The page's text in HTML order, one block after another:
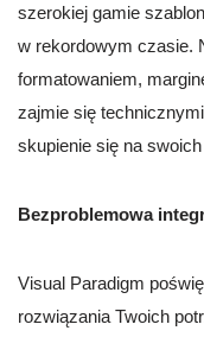
szerokiej gamie
w rekordowym czasie.
formatowaniem,
zajmie się
skupienie się na
Bezproblemowa
Visual Paradigm
rozwiązania Twoich